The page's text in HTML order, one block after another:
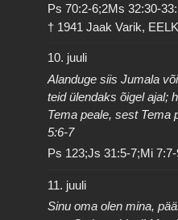
Ps 70:2-6;2Ms 32:30-
† 1941 Jaak Varik,
10. juuli
Alanduge siis Jumala
teid ülendaks õigel ajal;
Tema peale, sest Tema
5:6-7
Ps 123;Js 31:5-7;Mi
11. juuli
Sinu oma olen mina,